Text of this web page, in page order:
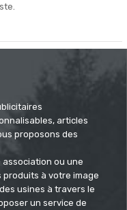
articles
proposons des
association ou une
à votre image
usines à travers le
un service de